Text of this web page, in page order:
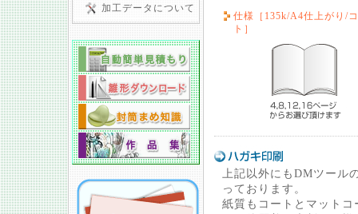
加工データについて
仕様［135k/A4仕上がり/
ト］
上記以外にもDMツール
っております。
紙質もコートとマット